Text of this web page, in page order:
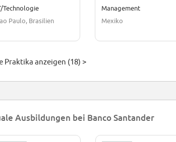
Technologie
Paulo, Brasilien
de Gestión
Management
Mexiko
Praktika anzeigen (18) >
Ausbildungen bei Banco Santander